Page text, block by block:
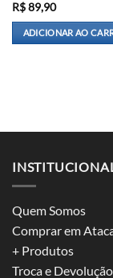
R$89,90
ADICIONAR AO
INSTITUCIONAL
Quem Somos
Comprar em
+ Produtos
Troca e Devolução